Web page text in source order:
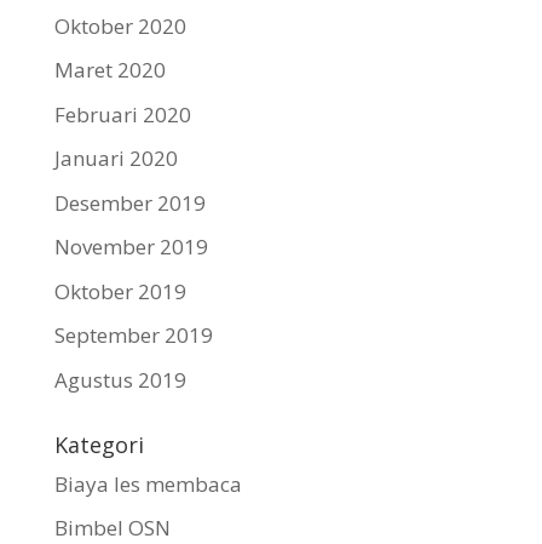
Oktober 2020
Maret 2020
Februari 2020
Januari 2020
Desember 2019
November 2019
Oktober 2019
September 2019
Agustus 2019
Kategori
Biaya les membaca
Bimbel OSN